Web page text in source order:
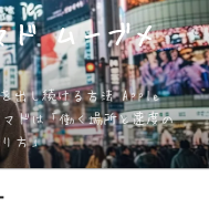
マド ムーブメ
出し続ける方法 Apple
ドは「働く場所と速度の
方」